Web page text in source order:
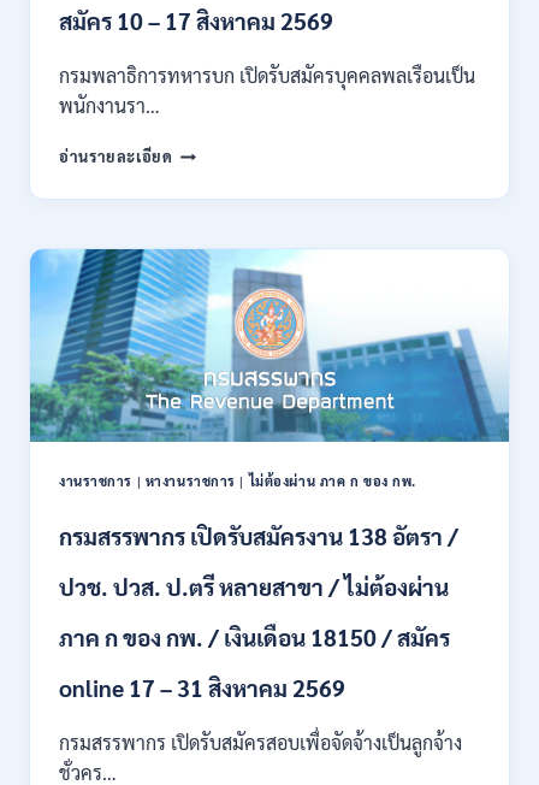
สมัคร 10 – 17 สิงหาคม 2569
กรมพลาธิการทหารบก เปิดรับสมัครบุคคลพลเรือนเป็น
พนักงานรา…
อ่านรายละเอียด กรม
ทหาร
เปิด
รับ
สมัคร
บุคคล
พลเรือน
เป็น
พนักงาน
ราชการ
66
/
และ
/
ต้อง
ภาค
ก
กพ.
งานราชการ | หางานราชการ |ไม่ต้องผ่าน ภาค ก ของ กพ.
กรมสรรพากร เปิดรับสมัครงาน 138 อัตรา /
ปวช. ปวส. ป.ตรี หลายสาขา / ไม่ต้องผ่าน
ภาค ก ของ กพ. / เงินเดือน 18150 / สมัคร
online 17 – 31 สิงหาคม 2569
กรมสรรพากร เปิดรับสมัครสอบเพื่อจัดจ้างเป็นลูกจ้าง
ชั่วคร…